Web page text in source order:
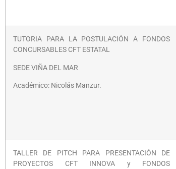
TUTORIA PARA LA POSTULACIÓN A FONDOS
CONCURSABLES CFT ESTATAL
SEDE VIÑA DEL MAR
Académico: Nicolás Manzur.
TALLER DE PITCH PARA PRESENTACIÓN DE
PROYECTOS CFT INNOVA y FONDOS